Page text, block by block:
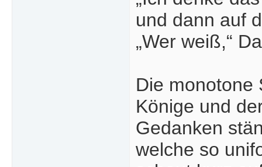
und dann auf
„Wer weiß,“
Die monotone
Könige und
Gedanken
welche so